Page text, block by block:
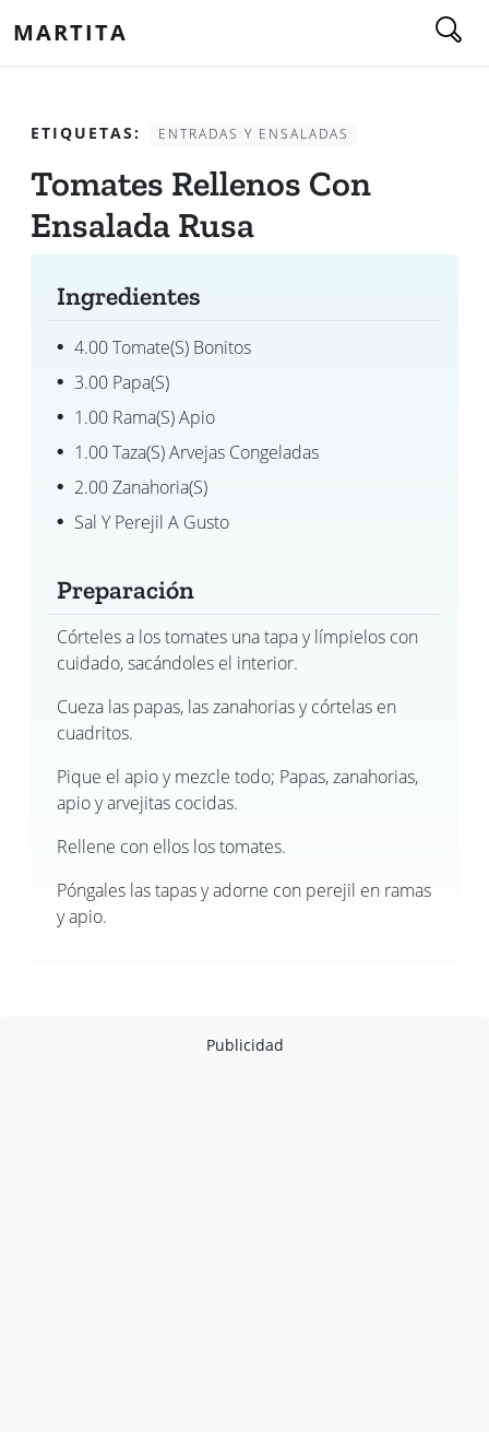
MARTITA
ETIQUETAS: ENTRADAS Y ENSALADAS
Tomates Rellenos Con
Ensalada Rusa
Ingredientes
4.00 Tomate(s) Bonitos
3.00 Papa(s)
1.00 Rama(s) Apio
1.00 Taza(s) Arvejas Congeladas
2.00 Zanahoria(s)
Sal Y Perejil A Gusto
Preparación
Córteles a los tomates una tapa y límpielos con
cuidado, sacándoles el interior.
Cueza las papas, las zanahorias y córtelas en
cuadritos.
Pique el apio y mezcle todo; Papas, zanahorias,
apio y arvejitas cocidas.
Rellene con ellos los tomates.
Póngales las tapas y adorne con perejil en ramas
y apio.
Publicidad